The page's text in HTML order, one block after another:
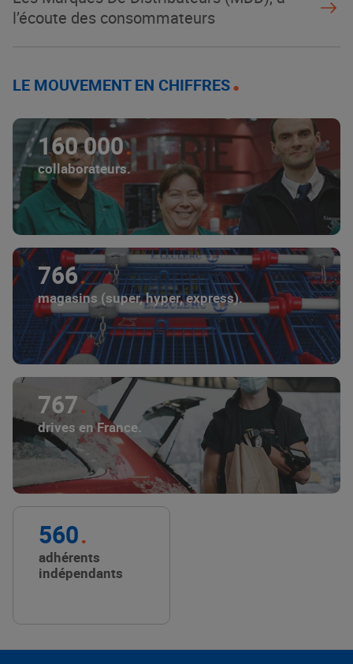
l’écoute des consommateurs
LE MOUVEMENT EN CHIFFRES
160 000
collaborateurs.
766
magasins (super, hyper, express).
767
drives en France.
560
adhérents
indépendants